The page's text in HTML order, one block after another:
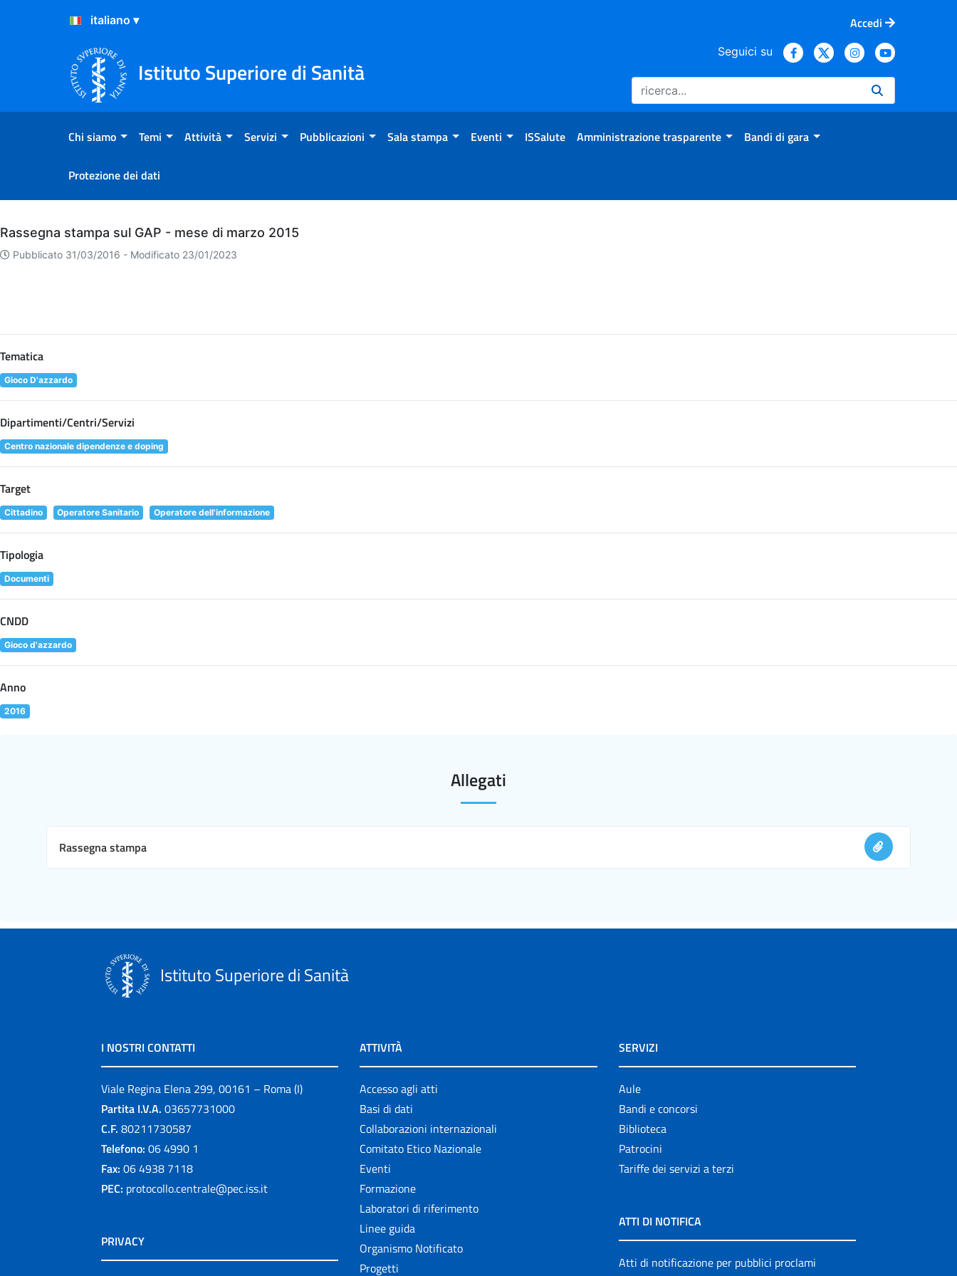
Salta al Contenuto
Salta al Footer
Accedi
Istituto Superiore di Sanità
Seguici su
Chi siamo Temi Attività Servizi Pubblicazioni Sala stampa Eventi ISSalute Amministrazione trasparente Bandi di gara
Protezione dei dati
Archivio
Rassegna stampa sul GAP - mese di marzo 2015
Pubblicato 31/03/2016 - Modificato 23/01/2023
Tematica
Gioco D'azzardo
Dipartimenti/Centri/Servizi
Centro nazionale dipendenze e doping
Target
Cittadino Operatore Sanitario Operatore dell'informazione
Tipologia
Documenti
CNDD
Gioco d'azzardo
Anno
2016
Allegati
Rassegna stampa
Istituto Superiore di Sanità
I NOSTRI CONTATTI
Viale Regina Elena 299, 00161 – Roma (I)
Partita I.V.A. 03657731000
C.F. 80211730587
Telefono: 06 4990 1
Fax: 06 4938 7118
PEC: protocollo.centrale@pec.iss.it
PRIVACY
ATTIVITÀ
Accesso agli atti
Basi di dati
Collaborazioni internazionali
Comitato Etico Nazionale
Eventi
Formazione
Laboratori di riferimento
Linee guida
Organismo Notificato
Progetti
SERVIZI
Aule
Bandi e concorsi
Biblioteca
Patrocini
Tariffe dei servizi a terzi
ATTI DI NOTIFICA
Atti di notificazione per pubblici proclami